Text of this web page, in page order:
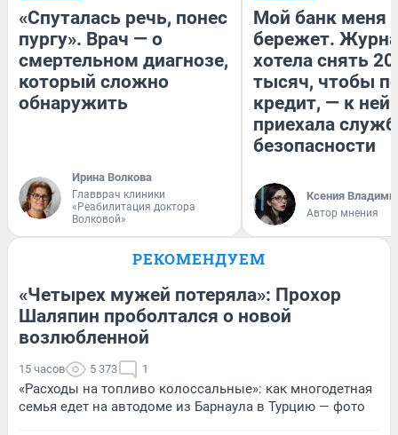
«Спуталась речь, понес
пургу». Врач — о
смертельном диагнозе,
который сложно
обнаружить
Ирина Волкова
Главврач клиники
«Реабилитация доктора
Волковой»
Мой банк меня
бережет.
хотела снять
тысяч, чтобы
кредит, — к
приехала
безопасности
Ксения
Автор мнения
РЕКОМЕНДУЕМ
«Четырех мужей потеряла»: Прохор
Шаляпин проболтался о новой
возлюбленной
15 часов 5 373 1
«Расходы на топливо колоссальные»: как многодетная
семья едет на автодоме из Барнаула в Турцию — фото